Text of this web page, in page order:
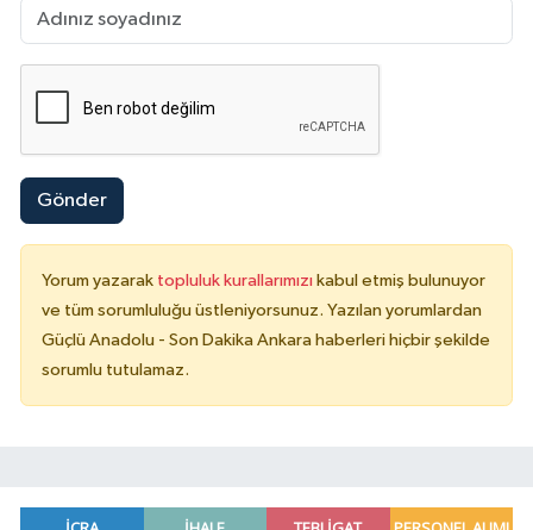
Gönder
Yorum yazarak topluluk kurallarımızı kabul etmiş bulunuyor
ve tüm sorumluluğu üstleniyorsunuz. Yazılan yorumlardan
Güçlü Anadolu - Son Dakika Ankara haberleri hiçbir şekilde
sorumlu tutulamaz.